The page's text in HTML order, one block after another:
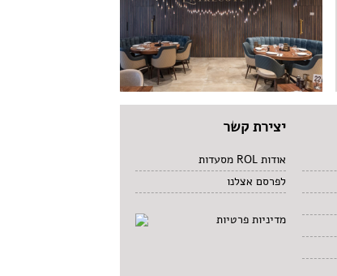
יצירת קשר
אודות ROL מסעדות
לפרסם אצלנו
מדיניות פרטיות